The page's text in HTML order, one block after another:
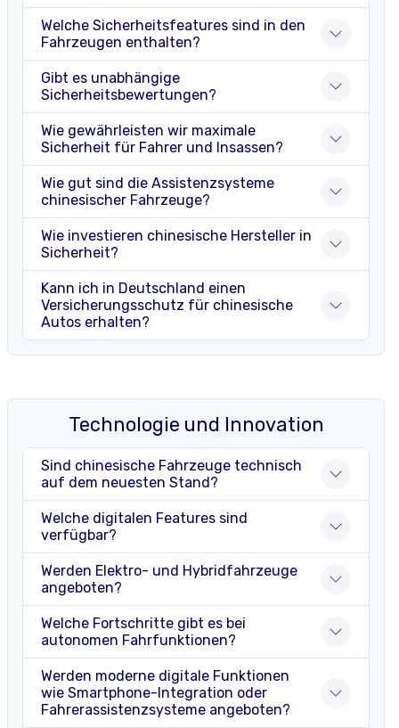
Welche Sicherheitsfeatures sind in den
Fahrzeugen enthalten?
Gibt es unabhängige
Sicherheitsbewertungen?
Wie gewährleisten wir maximale
Sicherheit für Fahrer und Insassen?
Wie gut sind die Assistenzsysteme
chinesischer Fahrzeuge?
Wie investieren chinesische Hersteller in
Sicherheit?
Kann ich in Deutschland einen
Versicherungsschutz für chinesische
Autos erhalten?
Technologie und Innovation
Sind chinesische Fahrzeuge technisch
auf dem neuesten Stand?
Welche digitalen Features sind
verfügbar?
Werden Elektro- und Hybridfahrzeuge
angeboten?
Welche Fortschritte gibt es bei
autonomen Fahrfunktionen?
Werden moderne digitale Funktionen
wie Smartphone-Integration oder
Fahrerassistenzsysteme angeboten?